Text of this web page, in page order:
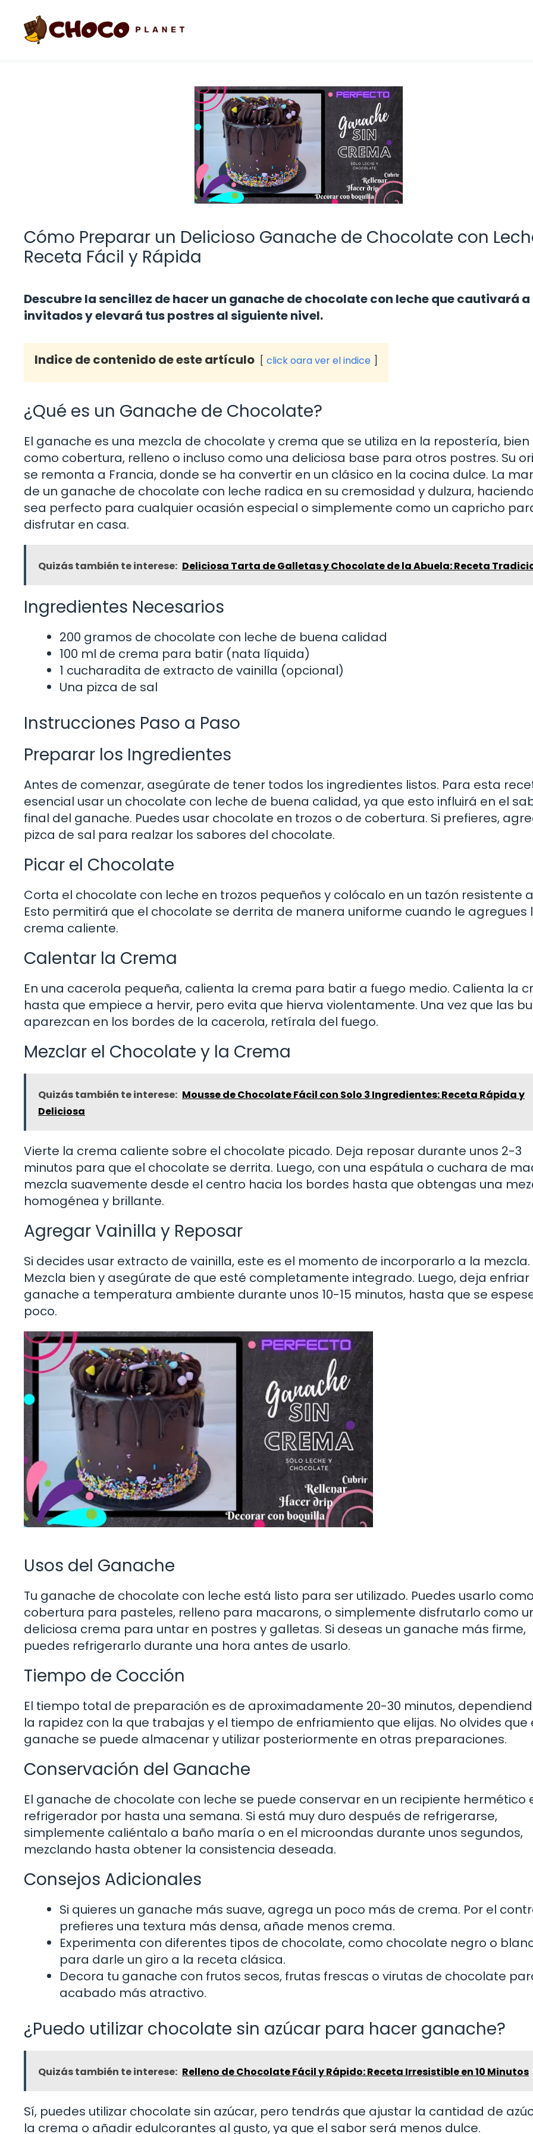
contenido
Cómo Preparar un Delicioso Ganache de Chocolate con
Receta Fácil y Rápida
Descubre la sencillez de hacer un ganache de chocolate con leche que cautivará
invitados y elevará tus postres al siguiente nivel.
Indice de contenido de este artículo click oara ver el indice
¿Qué es un Ganache de Chocolate?
El ganache es una mezcla de chocolate y crema que se utiliza en la repostería, bien
como cobertura, relleno o incluso como una deliciosa base para otros postres. Su
se remonta a Francia, donde se ha convertir en un clásico en la cocina dulce. La
de un ganache de chocolate con leche radica en su cremosidad y dulzura,
sea perfecto para cualquier ocasión especial o simplemente como un capricho
disfrutar en casa.
Quizás también te interese: Deliciosa Tarta de Galletas y Chocolate de la Abuela: Receta
Ingredientes Necesarios
200 gramos de chocolate con leche de buena calidad
100 ml de crema para batir (nata líquida)
1 cucharadita de extracto de vainilla (opcional)
Una pizca de sal
Instrucciones Paso a Paso
Preparar los Ingredientes
Antes de comenzar, asegúrate de tener todos los ingredientes listos. Para esta
esencial usar un chocolate con leche de buena calidad, ya que esto influirá en el
final del ganache. Puedes usar chocolate en trozos o de cobertura. Si prefieres,
pizca de sal para realzar los sabores del chocolate.
Picar el Chocolate
Corta el chocolate con leche en trozos pequeños y colócalo en un tazón resistente
Esto permitirá que el chocolate se derrita de manera uniforme cuando le agregues
crema caliente.
Calentar la Crema
En una cacerola pequeña, calienta la crema para batir a fuego medio. Calienta la
hasta que empiece a hervir, pero evita que hierva violentamente. Una vez que las
aparezcan en los bordes de la cacerola, retírala del fuego.
Mezclar el Chocolate y la Crema
Quizás también te interese: Mousse de Chocolate Fácil con Solo 3 Ingredientes: Receta Rápida y
Deliciosa
Vierte la crema caliente sobre el chocolate picado. Deja reposar durante unos 2-3
minutos para que el chocolate se derrita. Luego, con una espátula o cuchara de
mezcla suavemente desde el centro hacia los bordes hasta que obtengas una
homogénea y brillante.
Agregar Vainilla y Reposar
Si decides usar extracto de vainilla, este es el momento de incorporarlo a la mezcla.
Mezcla bien y asegúrate de que esté completamente integrado. Luego, deja enfriar
ganache a temperatura ambiente durante unos 10-15 minutos, hasta que se
poco.
Usos del Ganache
Tu ganache de chocolate con leche está listo para ser utilizado. Puedes usarlo
cobertura para pasteles, relleno para macarons, o simplemente disfrutarlo como
deliciosa crema para untar en postres y galletas. Si deseas un ganache más firme,
puedes refrigerarlo durante una hora antes de usarlo.
Tiempo de Cocción
El tiempo total de preparación es de aproximadamente 20-30 minutos,
la rapidez con la que trabajas y el tiempo de enfriamiento que elijas. No olvides que
ganache se puede almacenar y utilizar posteriormente en otras preparaciones.
Conservación del Ganache
El ganache de chocolate con leche se puede conservar en un recipiente hermético
refrigerador por hasta una semana. Si está muy duro después de refrigerarse,
simplemente caliéntalo a baño maría o en el microondas durante unos segundos,
mezclando hasta obtener la consistencia deseada.
Consejos Adicionales
Si quieres un ganache más suave, agrega un poco más de crema. Por el
prefieres una textura más densa, añade menos crema.
Experimenta con diferentes tipos de chocolate, como chocolate negro o
para darle un giro a la receta clásica.
Decora tu ganache con frutos secos, frutas frescas o virutas de chocolate
acabado más atractivo.
¿Puedo utilizar chocolate sin azúcar para hacer ganache?
Quizás también te interese: Relleno de Chocolate Fácil y Rápido: Receta Irresistible en 10 Minutos
Sí, puedes utilizar chocolate sin azúcar, pero tendrás que ajustar la cantidad de
la crema o añadir edulcorantes al gusto, ya que el sabor será menos dulce.